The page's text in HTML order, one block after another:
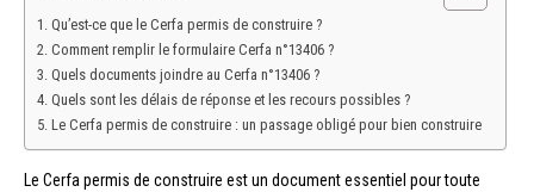
Qu’est-ce que le Cerfa permis de construire ?
Comment remplir le formulaire Cerfa n°13406 ?
Quels documents joindre au Cerfa n°13406 ?
Quels sont les délais de réponse et les recours possibles ?
Le Cerfa permis de construire : un passage obligé pour bien construire
Le Cerfa permis de construire est un document essentiel pour toute